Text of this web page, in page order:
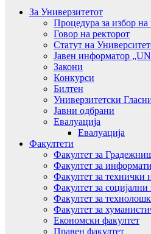
За Универзитетот
Процедура за избор на
Говор на ректорот
Статут на
Јавен информатор
Закони
Конкурси
Билтен
Универзитетски
Јавни одбрани
Евалуација
Евалуација
Факултети
Факултет за
Факултет за
Факултет за технички
Факултет за социјални
Факултет за
Факултет за
Економски факултет
Правен факултет